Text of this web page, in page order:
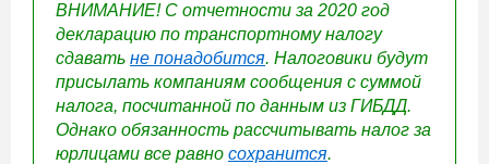
ВНИМАНИЕ! С отчетности за 2020 год
декларацию по транспортному налогу
сдавать не понадобится. Налоговики будут
присылать компаниям сообщения с суммой
налога, посчитанной по данным из ГИБДД.
Однако обязанность рассчитывать налог за
юрлицами все равно сохранится.